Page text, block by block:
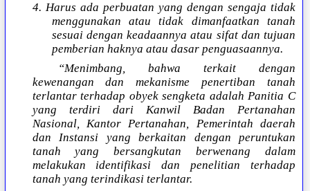
4. Harus ada perbuatan yang dengan sengaja tidak
menggunakan atau tidak dimanfaatkan tanah
sesuai dengan keadaannya atau sifat dan tujuan
pemberian haknya atau dasar penguasaannya.
“Menimbang, bahwa terkait dengan
kewenangan dan mekanisme penertiban tanah
terlantar terhadap obyek sengketa adalah Panitia C
yang terdiri dari Kanwil Badan Pertanahan
Nasional, Kantor Pertanahan, Pemerintah daerah
dan Instansi yang berkaitan dengan peruntukan
tanah yang bersangkutan berwenang dalam
melakukan identifikasi dan penelitian terhadap
tanah yang terindikasi terlantar.